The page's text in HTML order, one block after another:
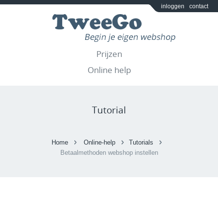
inloggen contact
Prijzen
Online help
Tutorial
Home Online-help
Tutorials
Betaalmethoden webshop instellen